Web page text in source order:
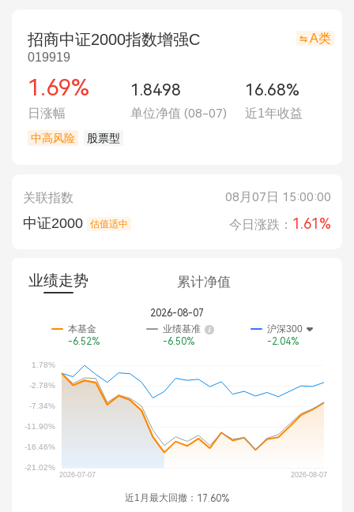
招商中证2000指数增强C
019919
A类
1.69% 1.8498 16.68%
日涨幅 单位净值 (08-07) 近1年收益
中高风险 股票型
关联指数
中证2000 估值适中
08月07日 15:00:00
今日涨跌： 1.61%
业绩走势 累计净值
2026-08-07
本基金
-6.52%
业绩基准
-6.50%
沪深300
-2.04%
近1月最大回撤： 17.60%